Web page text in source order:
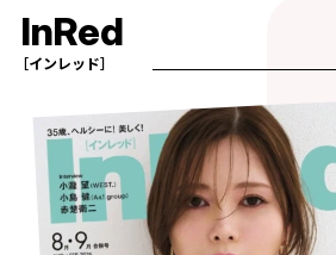
InRed
［インレッド］